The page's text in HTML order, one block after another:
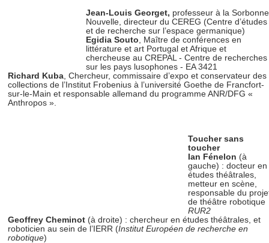
Jean-Louis Georget, professeur à la Sorbonne
Nouvelle, directeur du CEREG (Centre d’études
et de recherche sur l’espace germanique)
Egidia Souto , Maître de conférences en
littérature et art Portugal et Afrique et
chercheuse au CREPAL - Centre de recherches
sur les pays lusophones - EA 3421
Richard Kuba , Chercheur, commissaire d’expo et conservateur des
collections de l’Institut Frobenius à l’université Goethe de Francfort-
sur-le-Main et responsable allemand du programme ANR/DFG «
Anthropos ».
Toucher sans
toucher
Ian Fénelon (à
gauche) : docteur en
études théâtrales,
metteur en scène,
responsable du
de théâtre robotique
RUR2
Geoffrey Cheminot (à droite) : chercheur en études théâtrales, et
roboticien au sein de l’IERR (Institut Européen de recherche en
robotique)